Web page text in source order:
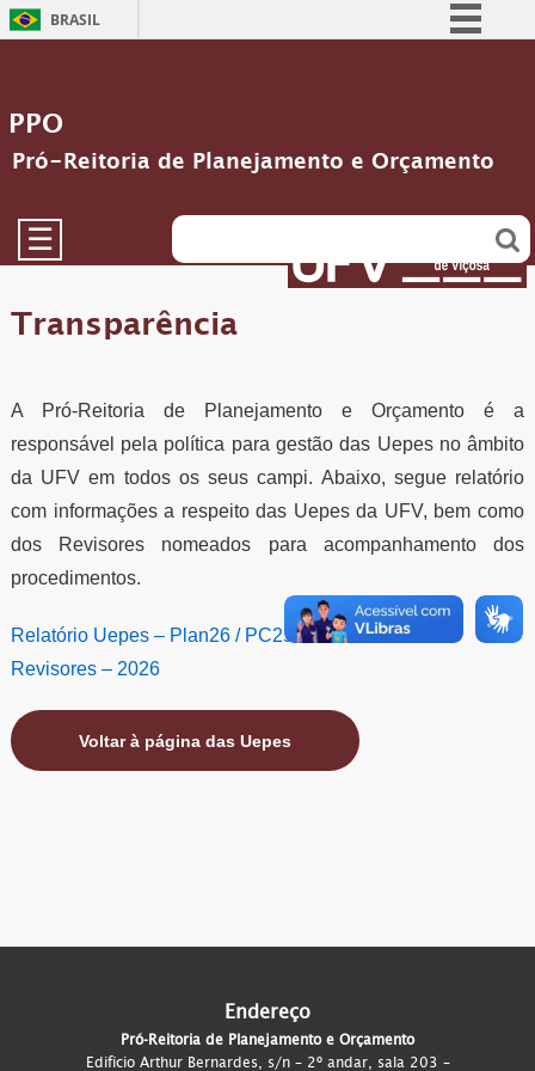
BRASIL
Acesso à informação
Legislação
PPO
Pró-Reitoria de Planejamento e Orçamento
☰
Transparência
A Pró-Reitoria de Planejamento e Orçamento é a
responsável pela política para gestão das Uepes no âmbito
da UFV em todos os seus campi. Abaixo, segue relatório
com informações a respeito das Uepes da UFV, bem como
dos Revisores nomeados para acompanhamento dos
procedimentos.
Relatório Uepes – Plan26 / PC25
Revisores – 2026
Voltar à página das Uepes
Endereço
Pró-Reitoria de Planejamento e Orçamento
Edifício Arthur Bernardes, s/n – 2º andar, sala 203 –